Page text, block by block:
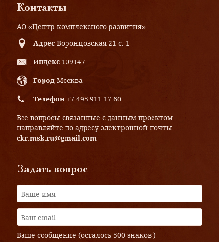
Контакты
АО «Центр комплексного развития»
Адрес Воронцовская 21 с. 1
Индекс 109147
Город Москва
Телефон +7 495 911-17-60
Все вопросы связанные с данным проектом
направляйте по адресу электронной почты
ckr.msk.ru@gmail.com
Задать вопрос
Ваше сообщение (осталось 500 знаков )